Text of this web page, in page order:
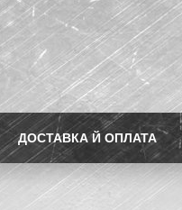
ДОСТАВКА Й ОПЛАТА